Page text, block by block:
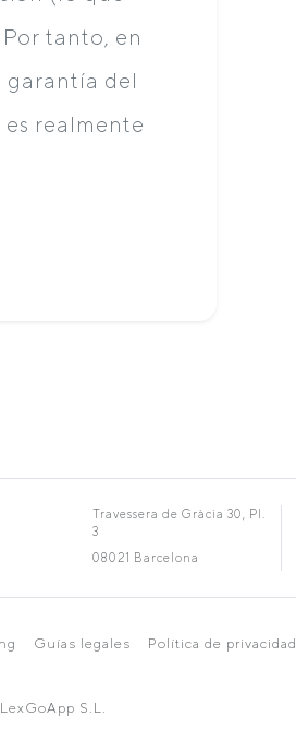
tanto, en
garantía del
realmente
Travessera de Gràcia 30, Pl.
3
08021 Barcelona
Guías legales Política de privacidad
S.L.